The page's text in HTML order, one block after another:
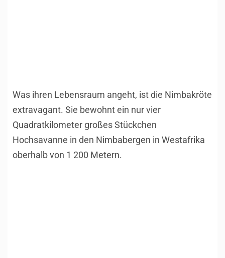
Was ihren Lebensraum angeht, ist die Nimbakröte
extravagant. Sie bewohnt ein nur vier
Quadratkilometer großes Stückchen
Hochsavanne in den Nimbabergen in Westafrika
oberhalb von 1 200 Metern.